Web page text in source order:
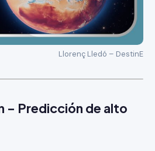
Llorenç Lledó – DestinE
– Predicción de alto